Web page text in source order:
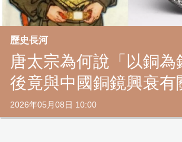
歷史長河
唐太宗為何說「以銅為
後竟與中國銅鏡興衰有
2026年05月08日 10:00